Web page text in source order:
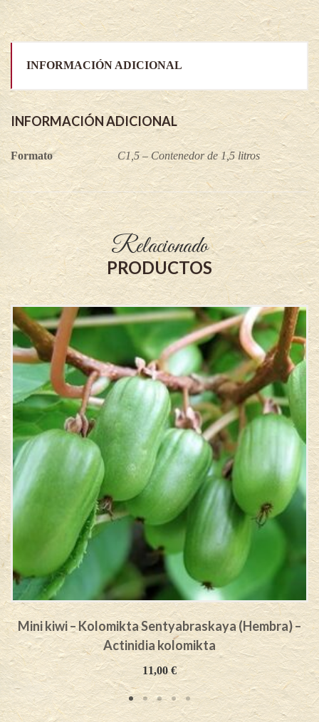
INFORMACIÓN ADICIONAL
INFORMACIÓN ADICIONAL
Formato C1,5 – Contenedor de 1,5 litros
Relacionado
PRODUCTOS
Mini kiwi – Kolomikta Sentyabraskaya (Hembra) –
Actinidia kolomikta
11,00€